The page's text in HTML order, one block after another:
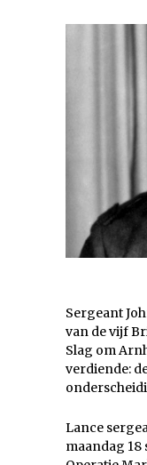
Sergeant
van de vijf
Slag om
verdiende:
Lance
maandag 18